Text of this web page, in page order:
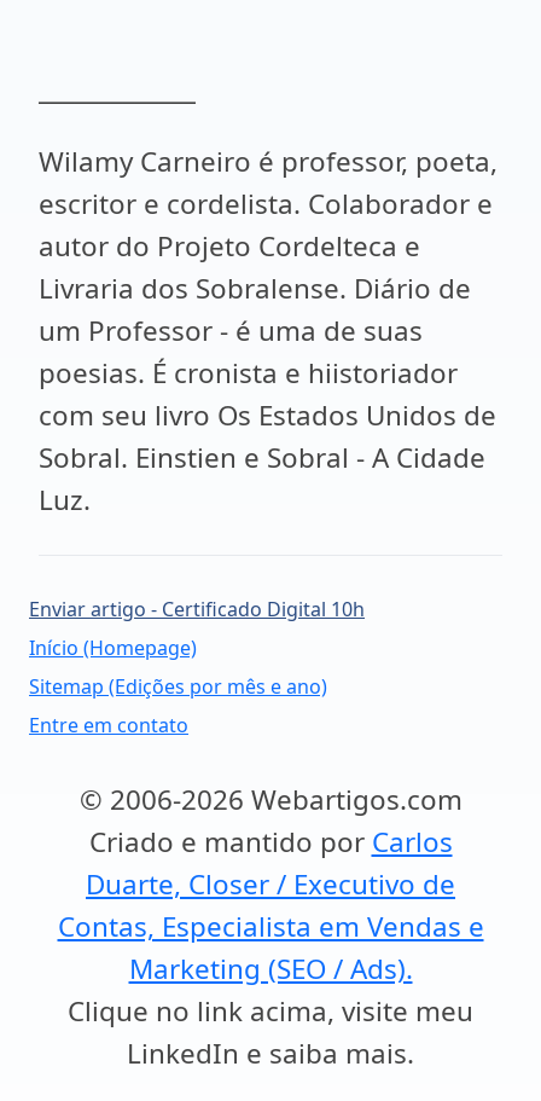
Wilamy Carneiro é professor, poeta,
escritor e cordelista. Colaborador e
autor do Projeto Cordelteca e
Livraria dos Sobralense. Diário de
um Professor - é uma de suas
poesias. É cronista e hiistoriador
com seu livro Os Estados Unidos de
Sobral. Einstien e Sobral - A Cidade
Luz.
Enviar artigo - Certificado Digital 10h
Início (Homepage)
Sitemap (Edições por mês e ano)
Entre em contato
© 2006-2026 Webartigos.com
Criado e mantido por Carlos
Duarte, Closer / Executivo de
Contas, Especialista em Vendas e
Marketing (SEO / Ads).
Clique no link acima, visite meu
LinkedIn e saiba mais.